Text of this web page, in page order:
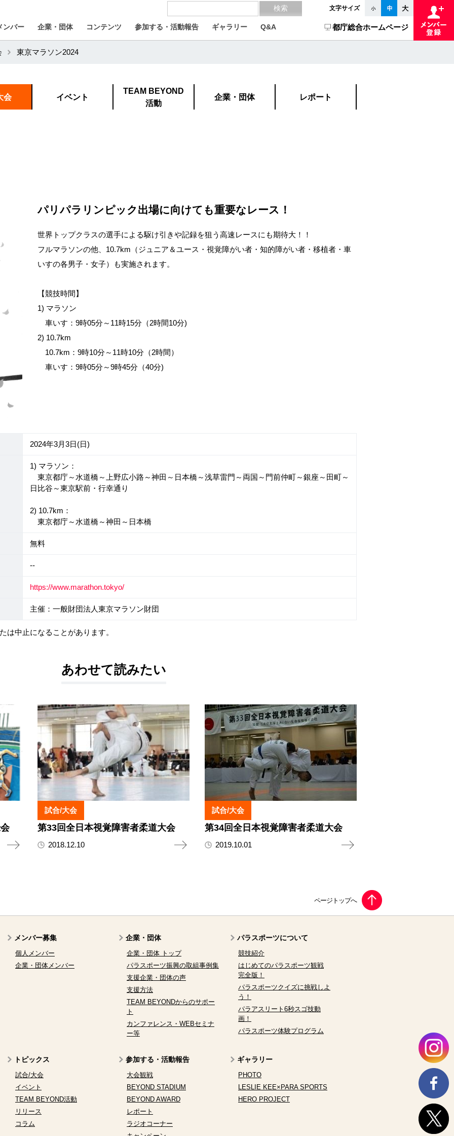
文字サイズ
ンバー 企業・団体 コンテンツ 参加する・活動報告 ギャラリー Q&A 都庁総合ホームページ
東京マラソン2024
会 イベント
TEAM BEYOND
活動
企業・団体 レポート
パリパラリンピック出場に向けても重要なレース！
世界トップクラスの選手による駆け引きや記録を狙う高速レースにも期待大！！
フルマラソンの他、10.7km（ジュニア＆ユース・視覚障がい者・知的障がい者・移植者・車
いすの各男子・女子）も実施されます。
【競技時間】
1) マラソン
車いす：9時05分～11時15分（2時間10分)
2) 10.7km
10.7km：9時10分～11時10分（2時間）
車いす：9時05分～9時45分（40分)
2024年3月3日(日)
1) マラソン：
東京都庁～水道橋～上野広小路～神田～日本橋～浅草雷門～両国～門前仲町～銀座～田町～
日比谷～東京駅前・行幸通り
2) 10.7km：
東京都庁～水道橋～神田～日本橋
無料
--
https://www.marathon.tokyo/
主催：一般財団法人東京マラソン財団
中止になることがあります。
あわせて読みたい
試合/大会
第33回全日本視覚障害者柔道大会
2018.12.10
試合/大会
第34回全日本視覚障害者柔道大会
2019.10.01
メンバー募集
個人メンバー
企業・団体メンバー
企業・団体
企業・団体 トップ
パラスポーツ振興の取組事例集
支援企業・団体の声
支援方法
TEAM BEYONDからのサポー
ト
カンファレンス・WEBセミナ
ー等
パラスポーツについて
競技紹介
はじめてのパラスポーツ観戦
完全版！
パラスポーツクイズに挑戦しよ
う！
パラアスリート6秒スゴ技動
画！
パラスポーツ体験プログラム
トピックス
試合/大会
イベント
TEAM BEYOND活動
リリース
コラム
参加する・活動報告
大会観戦
BEYOND STADIUM
BEYOND AWARD
レポート
ラジオコーナー
ギャラリー
PHOTO
LESLIE KEE×PARA SPORTS
HERO PROJECT